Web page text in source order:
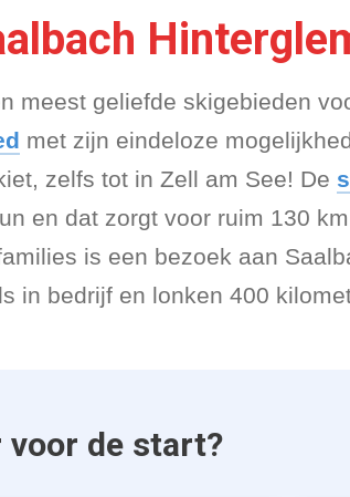
meest geliefde skigebieden
met zijn eindeloze
zelfs tot in Zell am See! De
en dat zorgt voor ruim 130
is een bezoek aan
in bedrijf en lonken 400
voor de start?